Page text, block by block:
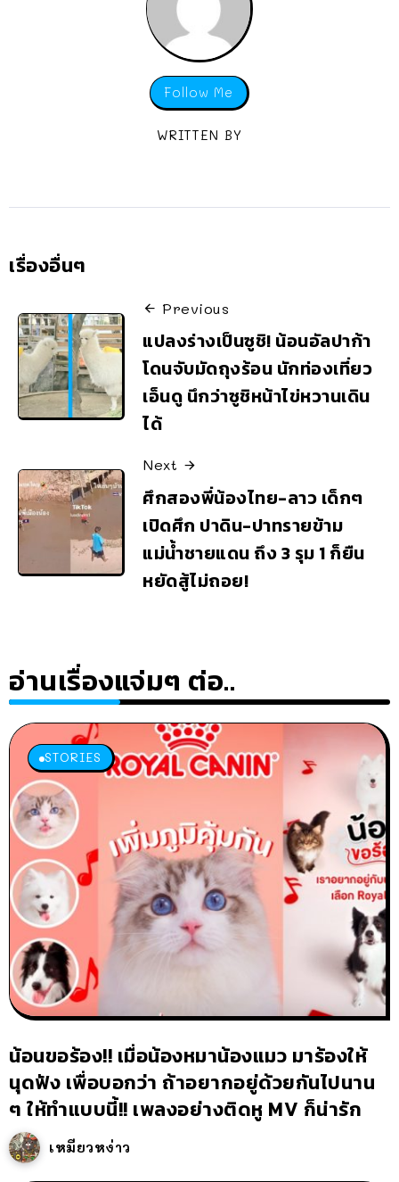
Follow Me
WRITTEN BY
เรื่องอื่นๆ
Previous
แปลงร่างเป็นซูชิ! น้อนอัลปาก้า
โดนจับมัดถุงร้อน นักท่องเที่ยว
เอ็นดู นึกว่าซูชิหน้าไข่หวานเดิน
ได้
Next
ศึกสองพี่น้องไทย-ลาว เด็กๆ
เปิดศึก ปาดิน-ปาทรายข้าม
แม่น้ำชายแดน ถึง 3 รุม 1 ก็ยืน
หยัดสู้ไม่ถอย!
อ่านเรื่องแจ่มๆ ต่อ..
STORIES
น้อนขอร้อง!! เมื่อน้องหมาน้องแมว มาร้องให้
นุดฟัง เพื่อบอกว่า ถ้าอยากอยู่ด้วยกันไปนาน
ๆ ให้ทำแบบนี้!! เพลงอย่างติดหู MV ก็น่ารัก
เหมียวหง่าว